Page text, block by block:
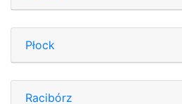
Płock
Racibórz